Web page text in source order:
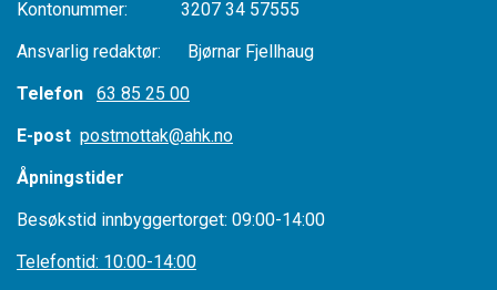
Kontonummer: 3207 34 57555
Ansvarlig redaktør: Bjørnar Fjellhaug
Telefon 63 85 25 00
E-post postmottak@ahk.no
Åpningstider
Besøkstid innbyggertorget: 09:00-14:00
Telefontid: 10:00-14:00